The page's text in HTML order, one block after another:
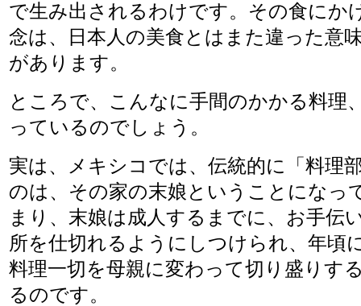
で生み出されるわけです。その食にか
念は、日本人の美食とはまた違った意
があります。
ところで、こんなに手間のかかる料理
っているのでしょう。
実は、メキシコでは、伝統的に「料理
のは、その家の末娘ということになっ
まり、末娘は成人するまでに、お手伝
所を仕切れるようにしつけられ、年頃
料理一切を母親に変わって切り盛りす
るのです。